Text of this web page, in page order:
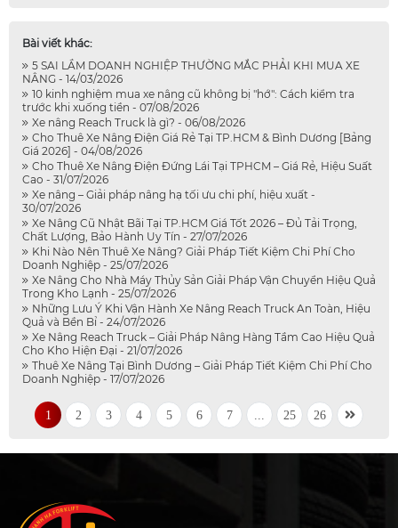
Bài viết khác:
5 SAI LẦM DOANH NGHIỆP THƯỜNG MẮC PHẢI KHI MUA XE
NÂNG - 14/03/2026
10 kinh nghiệm mua xe nâng cũ không bị "hớ": Cách kiểm tra
trước khi xuống tiền - 07/08/2026
Xe nâng Reach Truck là gì? - 06/08/2026
Cho Thuê Xe Nâng Điện Giá Rẻ Tại TP.HCM & Bình Dương [Bảng
Giá 2026] - 04/08/2026
Cho Thuê Xe Nâng Điện Đứng Lái Tại TPHCM – Giá Rẻ, Hiệu Suất
Cao - 31/07/2026
Xe nâng – Giải pháp nâng hạ tối ưu chi phí, hiệu xuất -
30/07/2026
Xe Nâng Cũ Nhật Bãi Tại TP.HCM Giá Tốt 2026 – Đủ Tải Trọng,
Chất Lượng, Bảo Hành Uy Tín - 27/07/2026
Khi Nào Nên Thuê Xe Nâng? Giải Pháp Tiết Kiệm Chi Phí Cho
Doanh Nghiệp - 25/07/2026
Xe Nâng Cho Nhà Máy Thủy Sản Giải Pháp Vận Chuyển Hiệu Quả
Trong Kho Lạnh - 25/07/2026
Những Lưu Ý Khi Vận Hành Xe Nâng Reach Truck An Toàn, Hiệu
Quả và Bền Bỉ - 24/07/2026
Xe Nâng Reach Truck – Giải Pháp Nâng Hàng Tầm Cao Hiệu Quả
Cho Kho Hiện Đại - 21/07/2026
Thuê Xe Nâng Tại Bình Dương – Giải Pháp Tiết Kiệm Chi Phí Cho
Doanh Nghiệp - 17/07/2026
1 2 3 4 5 6 7 25 26